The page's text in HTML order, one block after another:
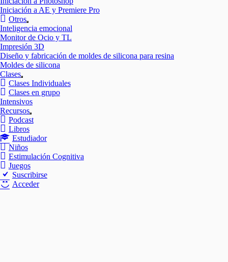
Iniciación a AE y Premiere Pro
Otros
Mostrar
el
submenú
Inteligencia emocional
Monitor de Ocio y TL
Impresión 3D
Diseño y fabricación de moldes de silicona para resina
Moldes de silicona
Clases
Mostrar
el
submenú
Clases Individuales
Clases en grupo
Intensivos
Recursos
Mostrar
el
Podcast
Libros
Estudiador
Niños
Estimulación Cognitiva
Juegos
Suscribirse
Acceder